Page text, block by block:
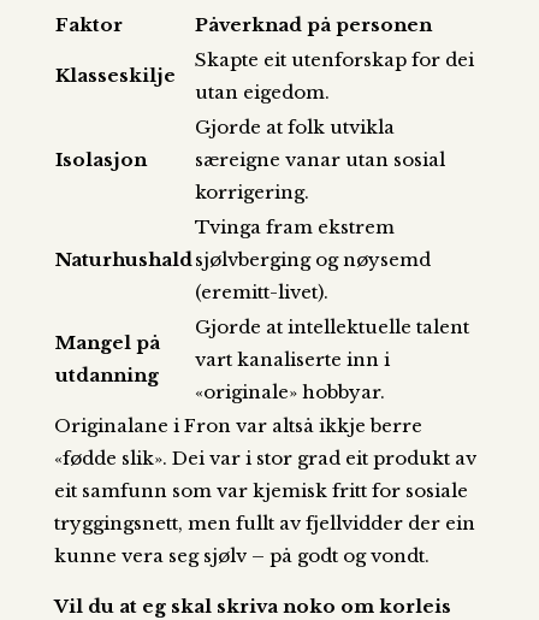
Faktor Påverknad på personen
Klasseskilje
Skapte eit utenforskap for dei
utan eigedom.
Isolasjon
Gjorde at folk utvikla
særeigne vanar utan sosial
korrigering.
Naturhushald
Tvinga fram ekstrem
sjølvberging og nøysemd
(eremitt-livet).
Mangel på
utdanning
Gjorde at intellektuelle talent
vart kanaliserte inn i
«originale» hobbyar.
Originalane i Fron var altså ikkje berre
«fødde slik». Dei var i stor grad eit produkt av
eit samfunn som var kjemisk fritt for sosiale
tryggingsnett, men fullt av fjellvidder der ein
kunne vera seg sjølv – på godt og vondt.
Vil du at eg skal skriva noko om korleis